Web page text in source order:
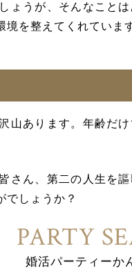
ょうが、そんなこと
境を整えてくれていま
山あります。年齢だ
さん、第二の人生を
でしょうか？
PARTY
婚活パーティーか